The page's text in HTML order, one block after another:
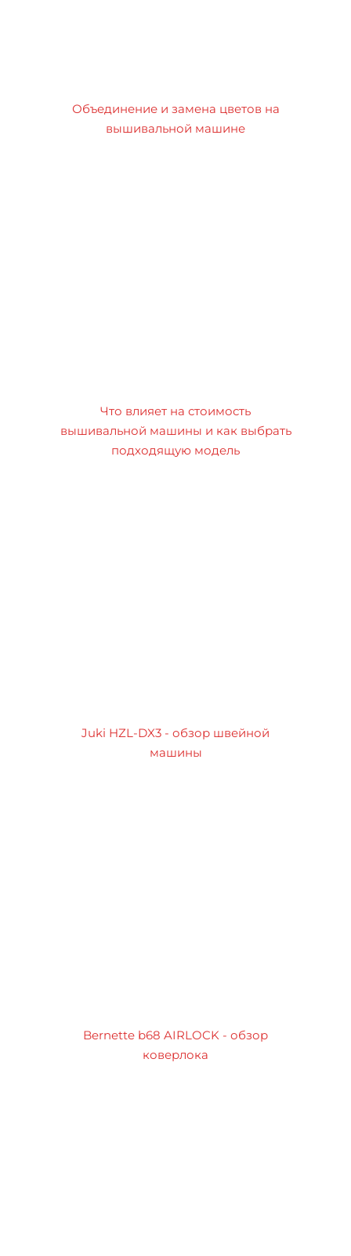
Объединение и замена цветов на
вышивальной машине
Что влияет на стоимость
вышивальной машины и как выбрать
подходящую модель
Juki HZL-DX3 - обзор швейной
машины
Bernette b68 AIRLOCK - обзор
коверлока